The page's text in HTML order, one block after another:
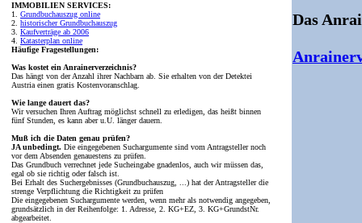
IMMOBILIEN SERVICES:
1. Grundbuchauszug online
2. historischer Grundbuchauszug
3. Kaufverträge ab 2006
4. Katasterplan online
Häufige Fragestellungen:
Was kostet ein Anrainerverzeichnis?
Das hängt von der Anzahl ihrer Nachbarn ab. Sie erhalten von der Detektei
Austria einen gratis Kostenvoranschlag.
Wie lange dauert das?
Wir versuchen Ihren Auftrag möglichst schnell zu erledigen, das heißt binnen
fünf Stunden, es kann aber u.U. länger dauern.
Muß ich die Daten genau prüfen?
JA unbedingt. Die eingegebenen Suchargumente sind vom Antragsteller noch
vor dem Absenden genauestens zu prüfen.
Das Grundbuch verrechnet jede Sucheingabe gnadenlos, auch wir müssen das,
egal ob sie richtig oder falsch ist.
Bei Erhalt des Suchergebnisses (Grundbuchauszug, ...) hat der Antragsteller die
strenge Verpflichtung die Richtigkeit zu prüfen
Die eingegebenen Suchargumente werden, wenn mehr als notwendig angegeben,
grundsätzlich in der Reihenfolge: 1. Adresse, 2. KG+EZ, 3. KG+GrundstNr.
abgearbeitet.
Das